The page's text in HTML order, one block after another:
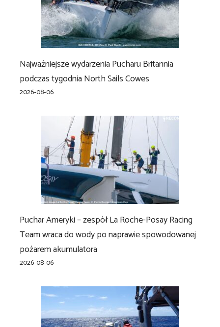
Najważniejsze wydarzenia Pucharu Britannia
podczas tygodnia North Sails Cowes
2026-08-06
Puchar Ameryki – zespół La Roche-Posay Racing
Team wraca do wody po naprawie spowodowanej
pożarem akumulatora
2026-08-06